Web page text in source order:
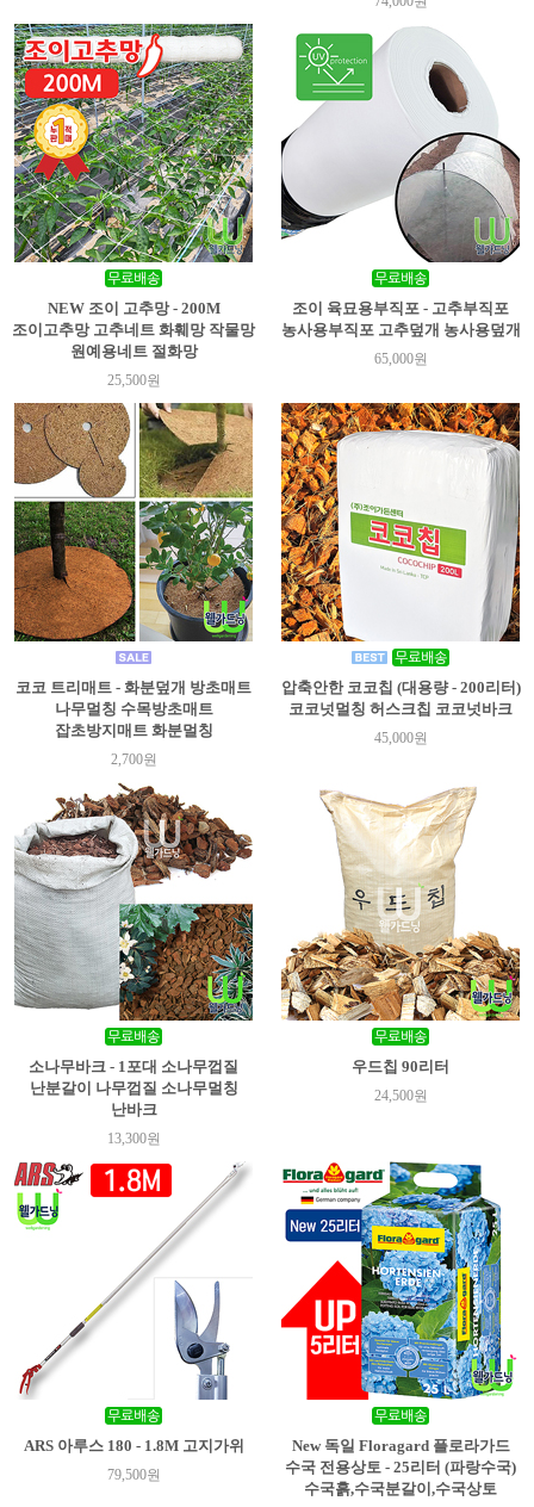
NEW 조이 고추망 - 200M
조이고추망 고추네트 화훼망 작물망
원예용네트 절화망
25,500원
조이 육묘용부직포 - 고추부직포
농사용부직포 고추덮개 농사용덮개
65,000원
코코 트리매트 - 화분덮개 방초매트
나무멀칭 수목방초매트
잡초방지매트 화분멀칭
2,700원
압축안한 코코칩 (대용량 - 200리터)
코코넛멀칭 허스크칩 코코넛바크
45,000원
소나무바크 - 1포대 소나무껍질
난분갈이 나무껍질 소나무멀칭
난바크
13,300원
우드칩 90리터
24,500원
ARS 아루스 180 - 1.8M 고지가위
79,500원
New 독일 Floragard 플로라가드
수국 전용상토 - 25리터 (파랑수국)
수국흙,수국분갈이,수국상토